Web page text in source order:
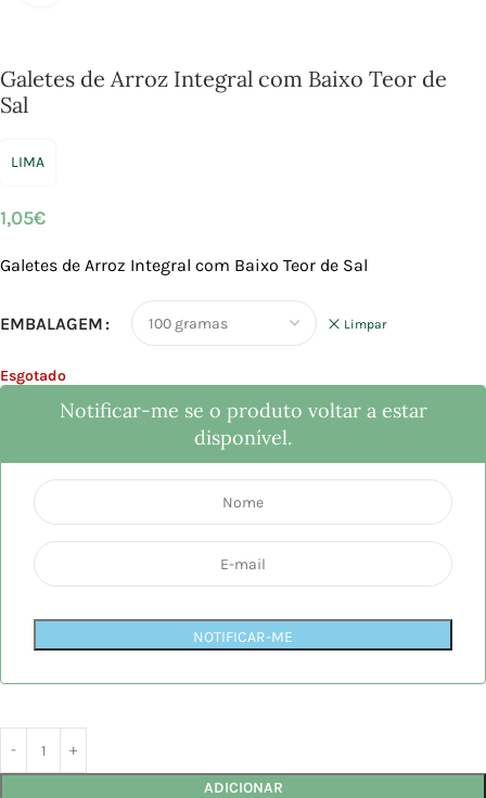
Galetes de Arroz Integral com Baixo Teor de
Sal
LIMA
1,05€
Galetes de Arroz Integral com Baixo Teor de Sal
EMBALAGEM Limpar
Esgotado
Notificar-me se o produto voltar a estar
disponível.
NOTIFICAR-ME
ADICIONAR